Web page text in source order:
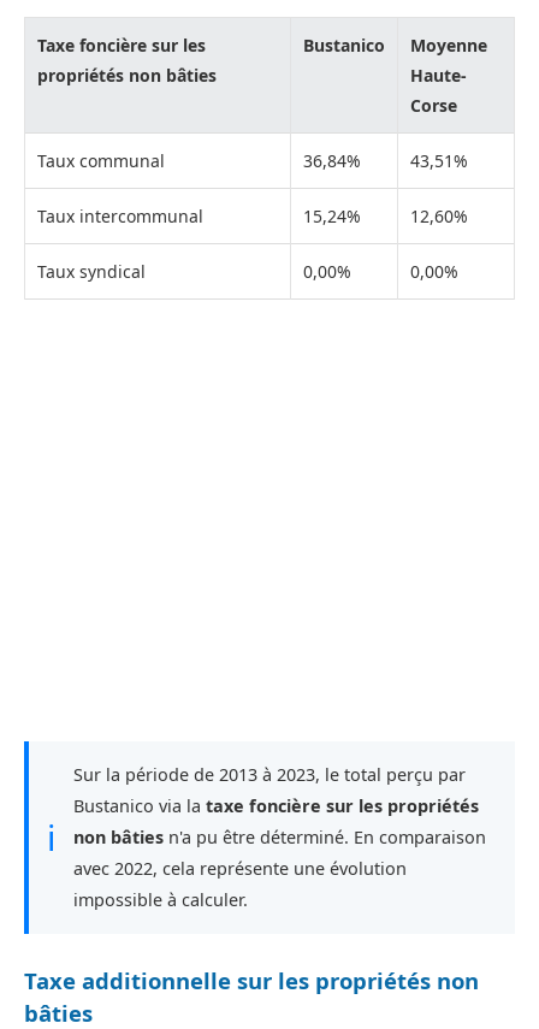
Taxe foncière sur les
propriétés non bâties
Bustanico
Moyenne
Haute-
Corse
Taux communal 36,84% 43,51%
Taux intercommunal 15,24% 12,60%
Taux syndical 0,00% 0,00%
ℹ
Sur la période de 2013 à 2023, le total perçu par
Bustanico via la taxe foncière sur les propriétés
non bâties n'a pu être déterminé. En comparaison
avec 2022, cela représente une évolution
impossible à calculer.
Taxe additionnelle sur les propriétés non
bâties